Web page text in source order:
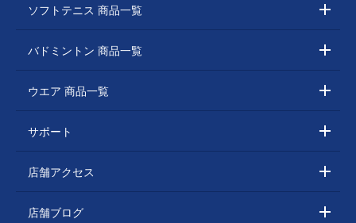
ソフトテニス 商品一覧
バドミントン 商品一覧
ウエア 商品一覧
サポート
店舗アクセス
店舗ブログ